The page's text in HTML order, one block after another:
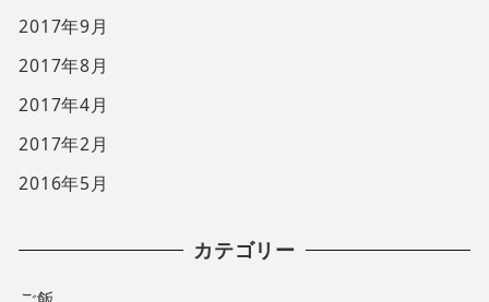
2017年9月
2017年8月
2017年4月
2017年2月
2016年5月
カテゴリー